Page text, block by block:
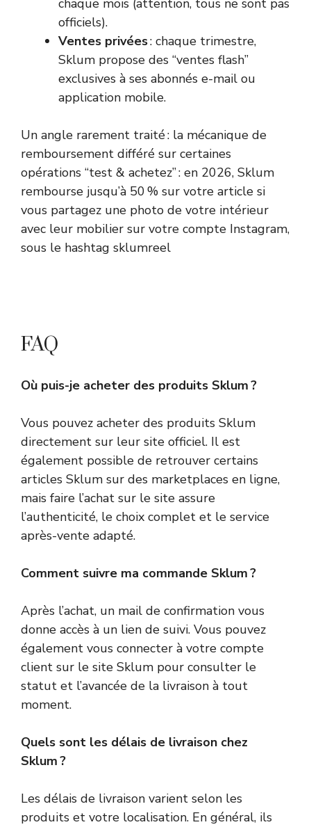
chaque mois (attention, tous ne sont pas
officiels).
Ventes privées: chaque trimestre,
Sklum propose des “ventes flash”
exclusives à ses abonnés e-mail ou
application mobile.
Un angle rarement traité : la mécanique de
remboursement différé sur certaines
opérations “test & achetez” : en 2026, Sklum
rembourse jusqu’à 50 % sur votre article si
vous partagez une photo de votre intérieur
avec leur mobilier sur votre compte Instagram,
sous le hashtag sklumreel
FAQ
Où puis-je acheter des produits Sklum ?
Vous pouvez acheter des produits Sklum
directement sur leur site officiel. Il est
également possible de retrouver certains
articles Sklum sur des marketplaces en ligne,
mais faire l’achat sur le site assure
l’authenticité, le choix complet et le service
après-vente adapté.
Comment suivre ma commande Sklum ?
Après l’achat, un mail de confirmation vous
donne accès à un lien de suivi. Vous pouvez
également vous connecter à votre compte
client sur le site Sklum pour consulter le
statut et l’avancée de la livraison à tout
moment.
Quels sont les délais de livraison chez
Sklum ?
Les délais de livraison varient selon les
produits et votre localisation. En général, ils